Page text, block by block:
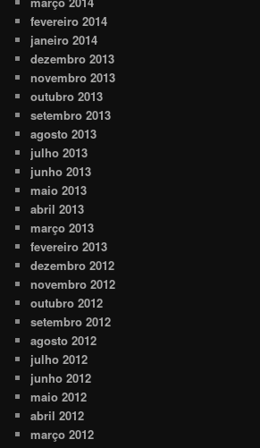
fevereiro 2014
janeiro 2014
dezembro 2013
novembro 2013
outubro 2013
setembro 2013
agosto 2013
julho 2013
junho 2013
maio 2013
abril 2013
março 2013
fevereiro 2013
dezembro 2012
novembro 2012
outubro 2012
setembro 2012
agosto 2012
julho 2012
junho 2012
maio 2012
abril 2012
março 2012